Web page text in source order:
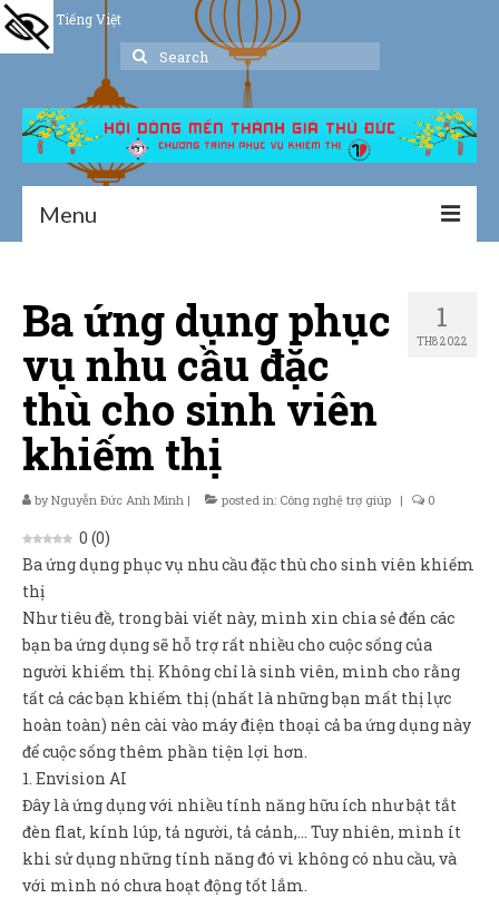
Tiếng Việt
Search
Menu
Giới thiệu
Hoạt động
Thư viện
Dịch vụ hỗ trợ
Sản Phẩm
Giúp đỡ
1
TH8 2022
Ba ứng dụng phục
vụ nhu cầu đặc
thù cho sinh viên
khiếm thị
byNguyễn Đức Anh Minh | posted in: Công nghệ trợ giúp | 0
0 (0)
Ba ứng dụng phục vụ nhu cầu đặc thù cho sinh viên khiếm
thị
Như tiêu đề, trong bài viết này, mình xin chia sẻ đến các
bạn ba ứng dụng sẽ hỗ trợ rất nhiều cho cuộc sống của
người khiếm thị. Không chỉ là sinh viên, mình cho rằng
tất cả các bạn khiếm thị (nhất là những bạn mất thị lực
hoàn toàn) nên cài vào máy điện thoại cả ba ứng dụng này
để cuộc sống thêm phần tiện lợi hơn.
1. Envision AI
Đây là ứng dụng với nhiều tính năng hữu ích như bật tắt
đèn flat, kính lúp, tả người, tả cảnh,… Tuy nhiên, mình ít
khi sử dụng những tính năng đó vì không có nhu cầu, và
với mình nó chưa hoạt động tốt lắm.